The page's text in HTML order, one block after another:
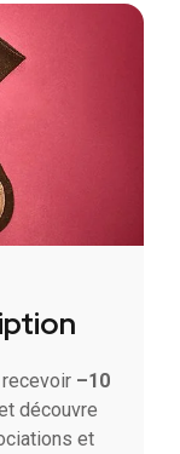
–10
découvre
et